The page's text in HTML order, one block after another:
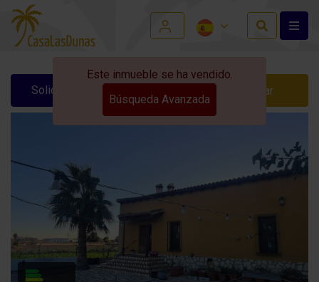
Solicitar información Contactar
Este inmueble se ha vendido.
Búsqueda Avanzada